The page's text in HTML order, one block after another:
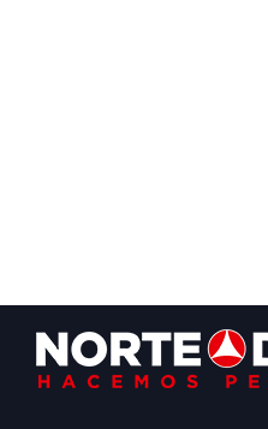
Footer